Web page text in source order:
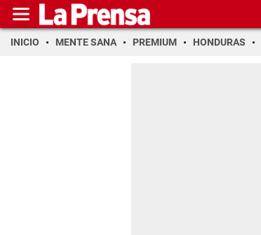
INICIO MENTE SANA PREMIUM HONDURAS